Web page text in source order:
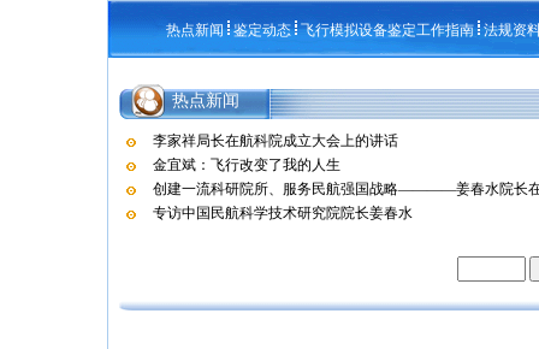
热点新闻 鉴定动态 飞行模拟设备鉴定工作指南 法规资
热点新闻
李家祥局长在航科院成立大会上的讲话
金宜斌：飞行改变了我的人生
创建一流科研院所、服务民航强国战略————姜春水院长
专访中国民航科学技术研究院院长姜春水